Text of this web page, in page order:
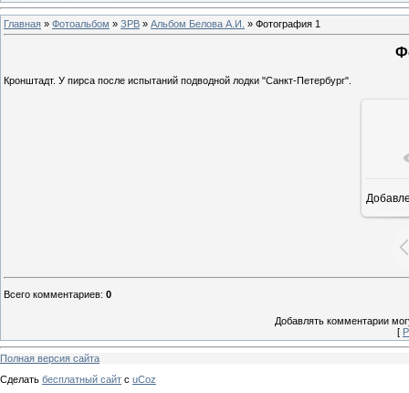
Главная » Фотоальбом » ЗРВ » Альбом Белова А.И. » Фотография 1
Кронштадт. У пирса после испытаний подводной лодки "Санкт-Петербург".
Всего комментариев: 0
Добавлять комментарии
[
Полная версия сайта
Сделать бесплатный сайт с uCoz